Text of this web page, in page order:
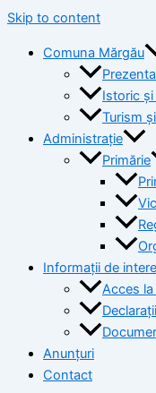
Skip to content
Comuna Mărgău
Istoric
Turism
Administrație
Primărie
Informații de
Acces
Anunțuri
Contact